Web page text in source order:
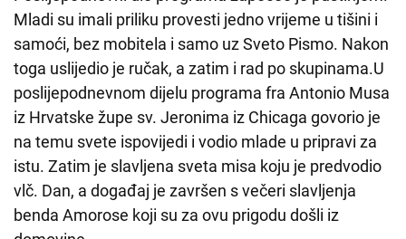
Mladi su imali priliku provesti jedno vrijeme u tišini i
samoći, bez mobitela i samo uz Sveto Pismo. Nakon
toga uslijedio je ručak, a zatim i rad po skupinama.U
poslijepodnevnom dijelu programa fra Antonio Musa
iz Hrvatske župe sv. Jeronima iz Chicaga govorio je
na temu svete ispovijedi i vodio mlade u pripravi za
istu. Zatim je slavljena sveta misa koju je predvodio
vlč. Dan, a događaj je završen s večeri slavljenja
benda Amorose koji su za ovu prigodu došli iz